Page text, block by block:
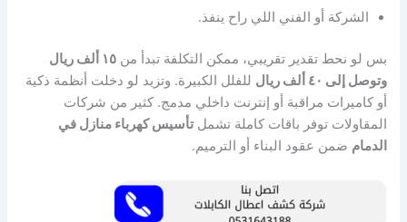
الشركة أو الفني اللي راح ينفذ.
بس لو نحط تقدير تقريبي، ممكن التكلفة تبدأ من
١٥ ألف ريال
وتوصل إلى ٤٠ ألف ريال
للفلل الكبيرة. وتزيد لو دخلت أنظمة ذكية
أو كاميرات مراقبة أو إنترنت داخلي مدمج. كثير من شركات
المقاولات توفر باقات كاملة تشملتأسيس كهرباء منازل في
الدمام ضمن عقود البناء أو الترميم.